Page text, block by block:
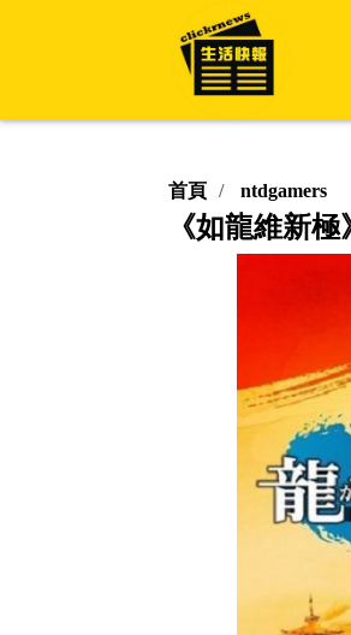
首頁 ntdgamers
《如龍維新